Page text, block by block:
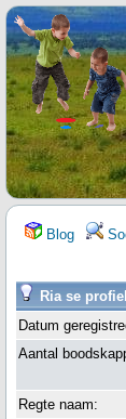
Blog
Ria se profiel
Datum
Aantal
Regte naam: